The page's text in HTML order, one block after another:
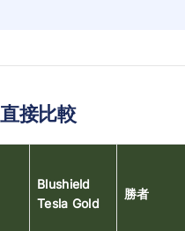
接比較
Blushield
Tesla Gold
勝者